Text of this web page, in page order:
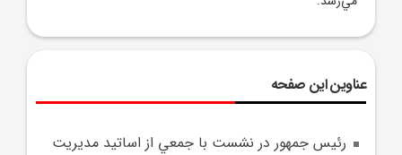
عناوین این صفحه
رئيس جمهور در نشست با جمعي از اساتيد مديريت